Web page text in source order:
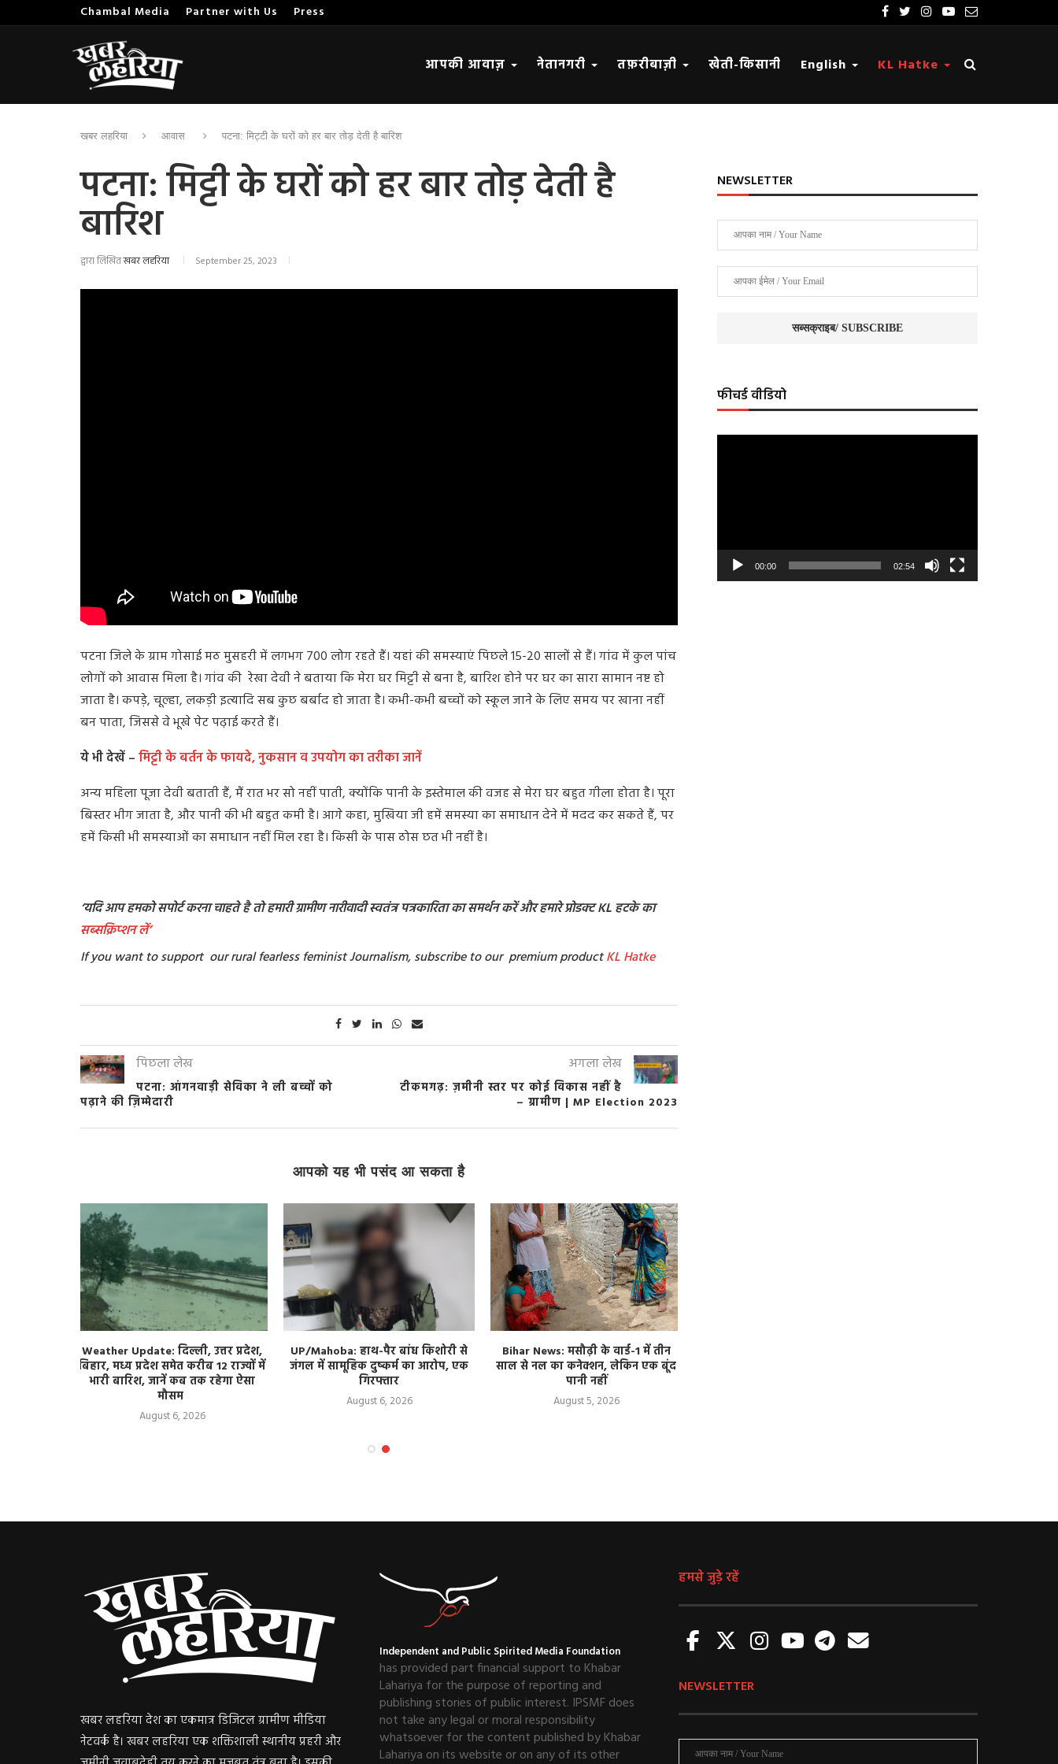
Chambal Media Partner with Us Press
आपकी आवाज़ नेतानगरी तफ़रीबाज़ी खेती-किसानी English KL Hatke
खबर लहरिया आवास पटना: मिट्टी के घरों को हर बार तोड़ देती है बारिश
पटना: मिट्टी के घरों को हर बार तोड़ देती है
बारिश
द्वारा लिखितखबर लहरिया September 25, 2023
पटना जिले के ग्राम गोसाई मठ मुसहरी में लगभग 700 लोग रहते हैं। यहां की समस्याएं पिछले 15-20 सालों से हैं। गांव में कुल पांच
लोगों को आवास मिला है। गांव की रेखा देवी ने बताया कि मेरा घर मिट्टी से बना है, बारिश होने पर घर का सारा सामान नष्ट हो
जाता है। कपड़े, चूल्हा, लकड़ी इत्यादि सब कुछ बर्बाद हो जाता है। कभी-कभी बच्चों को स्कूल जाने के लिए समय पर खाना नहीं
बन पाता, जिससे वे भूखे पेट पढ़ाई करते हैं।
ये भी देखें –मिट्टी के बर्तन के फायदे, नुकसान व उपयोग का तरीका जानें
अन्य महिला पूजा देवी बताती हैं, मैं रात भर सो नहीं पाती, क्योंकि पानी के इस्तेमाल की वजह से मेरा घर बहुत गीला होता है। पूरा
बिस्तर भीग जाता है, और पानी की भी बहुत कमी है। आगे कहा, मुखिया जी हमें समस्या का समाधान देने में मदद कर सकते हैं, पर
हमें किसी भी समस्याओं का समाधान नहीं मिल रहा है। किसी के पास ठोस छत भी नहीं है।
‘यदि आप हमको सपोर्ट करना चाहते है तो हमारी ग्रामीण नारीवादी स्वतंत्र पत्रकारिता का समर्थन करें और हमारे प्रोडक्ट KL हटके का
सब्सक्रिप्शनलें’
If you want to support our rural fearless feminist Journalism, subscribe to our premium productKL Hatke
पिछला लेख
पटना: आंगनवाड़ी सेविका ने ली बच्चों को
पढ़ाने की ज़िम्मेदारी
अगला लेख
टीकमगढ़: ज़मीनी स्तर पर कोई विकास नहीं है
– ग्रामीण | MP Election 2023
आपको यह भी पसंद आ सकता है
Weather Update: दिल्ली, उत्तर प्रदेश,
बिहार, मध्य प्रदेश समेत करीब 12 राज्यों में
भारी बारिश, जानें कब तक रहेगा ऐसा
मौसम
August 6, 2026
UP/Mahoba: हाथ-पैर बांध किशोरी से
जंगल में सामूहिक दुष्कर्म का आरोप, एक
गिरफ्तार
August 6, 2026
Bihar News: मसौढ़ी के वार्ड-1 में तीन
साल से नल का कनेक्शन, लेकिन एक बूंद
पानी नहीं
August 5, 2026
NEWSLETTER
फीचर्ड वीडियो
00:00 02:54
खबर लहरिया देश का एकमात्र डिजिटल ग्रामीण मीडिया
नेटवर्क है। खबर लहरिया एक शक्तिशाली स्थानीय प्रहरी और
Independent and Public Spirited Media Foundation
has provided part financial support to Khabar
Lahariya for the purpose of reporting and
publishing stories of public interest. IPSMF does
not take any legal or moral responsibility
whatsoever for the content published by Khabar
Lahariya on its website or on any of its other
हमसे जुड़े रहें
NEWSLETTER